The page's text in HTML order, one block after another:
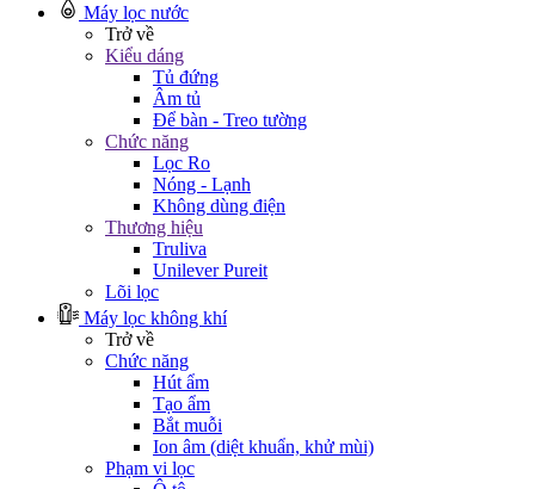
Máy lọc nước
Trở về
Kiểu dáng
Tủ đứng
Âm tủ
Để bàn - Treo tường
Chức năng
Lọc Ro
Nóng - Lạnh
Không dùng điện
Thương hiệu
Truliva
Unilever Pureit
Lõi lọc
Máy lọc không khí
Trở về
Chức năng
Hút ẩm
Tạo ẩm
Bắt muỗi
Ion âm (diệt khuẩn, khử mùi)
Phạm vi lọc